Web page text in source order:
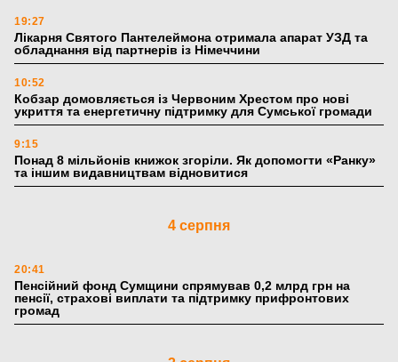
19:27
Лікарня Святого Пантелеймона отримала апарат УЗД та
обладнання від партнерів із Німеччини
10:52
Кобзар домовляється із Червоним Хрестом про нові
укриття та енергетичну підтримку для Сумської громади
9:15
Понад 8 мільйонів книжок згоріли. Як допомогти «Ранку»
та іншим видавництвам відновитися
4 серпня
20:41
Пенсійний фонд Сумщини спрямував 0,2 млрд грн на
пенсії, страхові виплати та підтримку прифронтових
громад